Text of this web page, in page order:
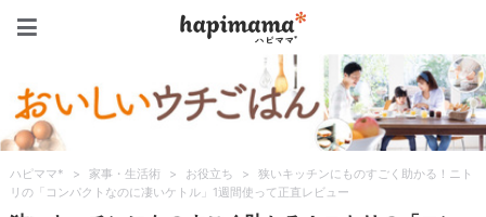
ハピママ* > 家事・生活術 > お役立ち >
狭いキッチンにものすごく助かる！ニト
リの「コンパクトなのに凄いケトル」1週間使って正直レビュー